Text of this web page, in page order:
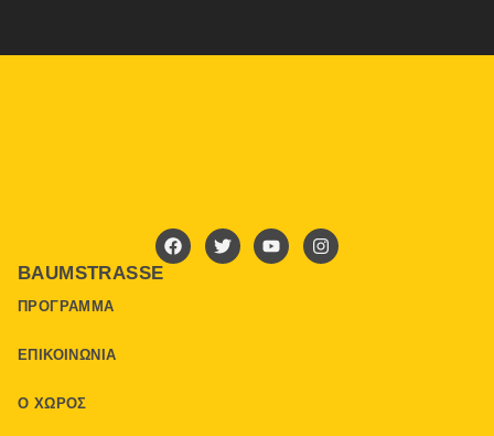
BAUMSTRASSE
ΠΡΌΓΡΑΜΜΑ
ΕΠΙΚΟΙΝΩΝΊΑ
Ο ΧΏΡΟΣ